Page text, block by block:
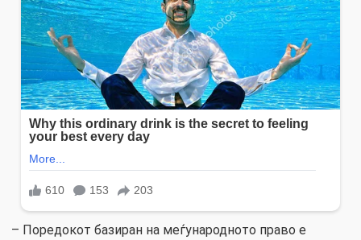
– Поредокот базиран на меѓународното право е